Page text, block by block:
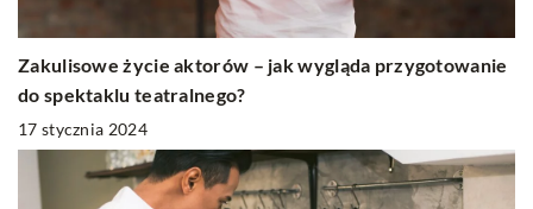
Zakulisowe życie aktorów – jak wygląda przygotowanie
do spektaklu teatralnego?
17 stycznia 2024